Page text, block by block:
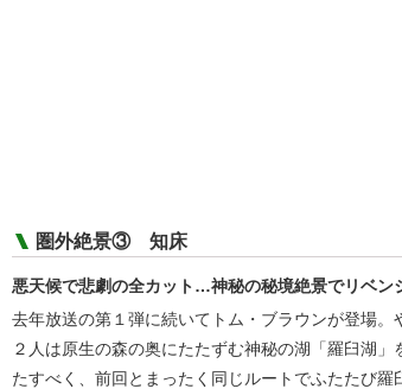
圏外絶景③ 知床
悪天候で悲劇の全カット…神秘の秘境絶景でリベン
去年放送の第１弾に続いてトム・ブラウンが登場
２人は原生の森の奥にたたずむ神秘の湖「羅臼湖
たすべく、前回とまったく同じルートでふたたび